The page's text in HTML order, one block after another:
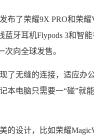
布了荣耀9X PRO和荣
蓝牙耳机Flypods 3和智
次向全球发售。
了无缝的连接，适应办
本电脑只需要一“碰”就
的设计，比如荣耀